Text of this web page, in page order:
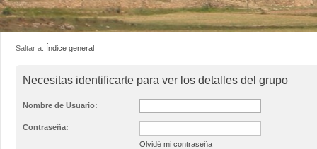
Saltar a: Índice general
Necesitas identificarte para ver los detalles del grupo
Nombre de Usuario:
Contraseña:
Olvidé mi contraseña